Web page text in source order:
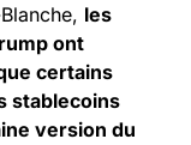
les
ont
certains
stablecoins
version du